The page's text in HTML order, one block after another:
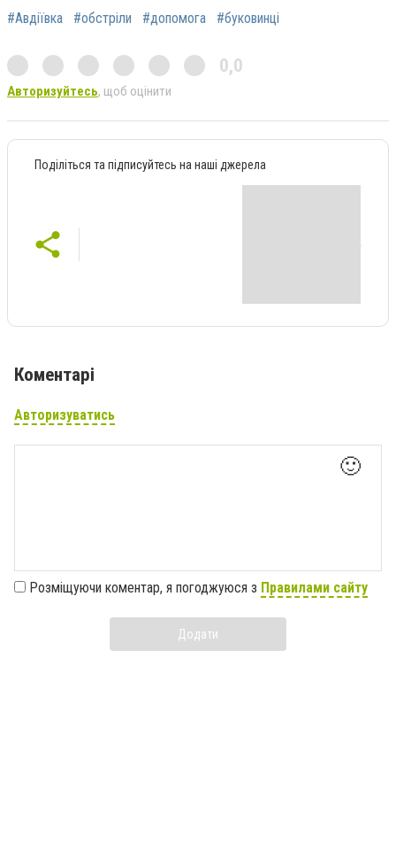
#Авдіївка #обстріли #допомога #буковинці
0,0
Авторизуйтесь, щоб оцінити
Поділіться та підписуйтесь на наші джерела
Коментарі
Авторизуватись
🙂
Розміщуючи коментар, я погоджуюся з Правилами сайту
Додати